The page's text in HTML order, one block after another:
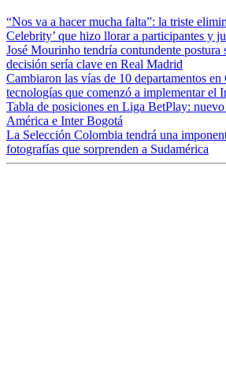
“Nos va a hacer mucha falta”: la triste
Celebrity’ que hizo llorar a participantes y
José Mourinho tendría contundente postura
decisión sería clave en Real Madrid
Cambiaron las vías de 10 departamentos en
tecnologías que comenzó a implementar el
Tabla de posiciones en Liga BetPlay:
América e Inter Bogotá
La Selección Colombia tendrá una
fotografías que sorprenden a Sudamérica